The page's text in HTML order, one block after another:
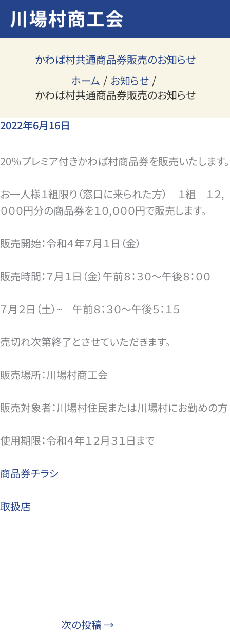
を
かわば村共通商品券販売のお知らせ
ホーム
お知らせ
かわば村共通商品券販売のお知らせ
2022年6月16日
20％プレミア付きかわば村商品券を販売いたします。
お一人様１組限り（窓口に来られた方） １組 １２,
０００円分の商品券を１０,０００円で販売します。
販売開始：令和４年７月１日（金）
販売時間：７月１日（金）午前８：３０～午後８：００
７月２日（土）~ 午前８：３０～午後５：１５
売切れ次第終了とさせていただきます。
販売場所：川場村商工会
販売対象者：川場村住民または川場村にお勤めの方
使用期限：令和４年１２月３１日まで
商品券チラシ
取扱店
次の投稿→